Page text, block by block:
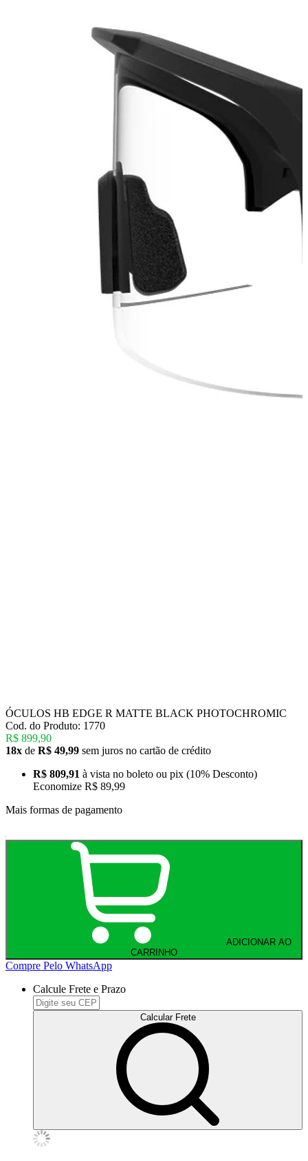
ÓCULOS HB EDGE R MATTE BLACK PHOTOCHROMIC
Cod. do Produto: 1770
R$ 899,90
18x de R$ 49,99 sem juros no cartão de crédito
R$ 809,91 à vista no boleto ou pix (10% Desconto)
Economize R$ 89,99
Mais formas de pagamento
CARRINHO
Compre Pelo WhatsApp
Calcule Frete e Prazo
Calcular Frete